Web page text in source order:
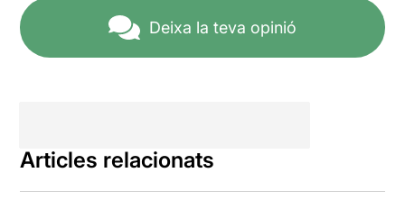
violència homòfoba, i val a
Deixa la teva opinió
Articles relacionats